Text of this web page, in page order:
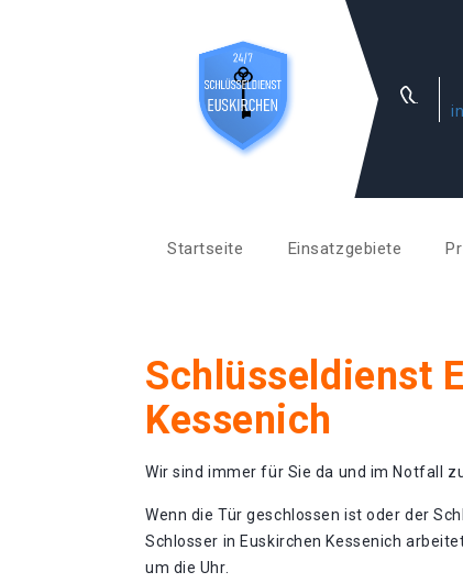
Startseite Einsatzgebiete
Schlüsseldienst
Kessenich
Wir sind immer für Sie da und im Notfall
Wenn die Tür geschlossen ist oder der
Schlosser in Euskirchen Kessenich
um die Uhr.